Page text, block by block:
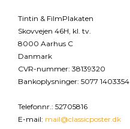
Tintin & FilmPlakaten
Skovvejen 46H, kl. tv.
8000 Aarhus C
Danmark
CVR-nummer: 38139320
Bankoplysninger: 5077 1403354
Telefonnr. : 52705816
E-mail: mail@classicposter.dk